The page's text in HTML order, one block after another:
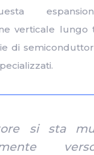
verticale lungo
di
si sta